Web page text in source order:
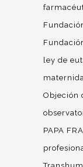
ley de
Objeción
PAPA